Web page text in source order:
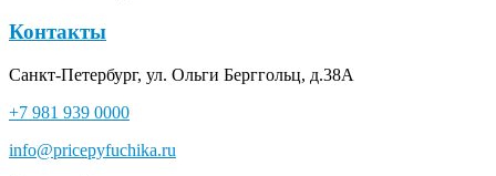
Контакты
Санкт-Петербург, ул. Ольги Берггольц, д.38А
+7 981 939 0000
info@pricepyfuchika.ru